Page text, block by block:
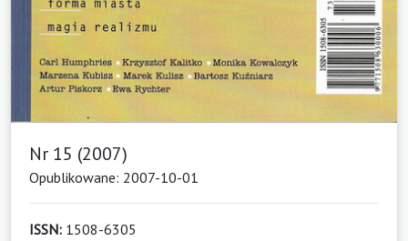
Nr 15 (2007)
Opublikowane: 2007-10-01
ISSN: 1508-6305